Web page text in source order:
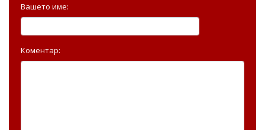
Вашето име:
Коментар: